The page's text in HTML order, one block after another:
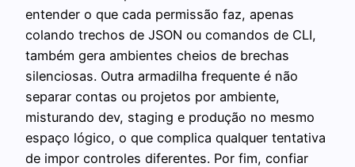
entender o que cada permissão faz, apenas
colando trechos de JSON ou comandos de CLI,
também gera ambientes cheios de brechas
silenciosas. Outra armadilha frequente é não
separar contas ou projetos por ambiente,
misturando dev, staging e produção no mesmo
espaço lógico, o que complica qualquer tentativa
de impor controles diferentes. Por fim, confiar